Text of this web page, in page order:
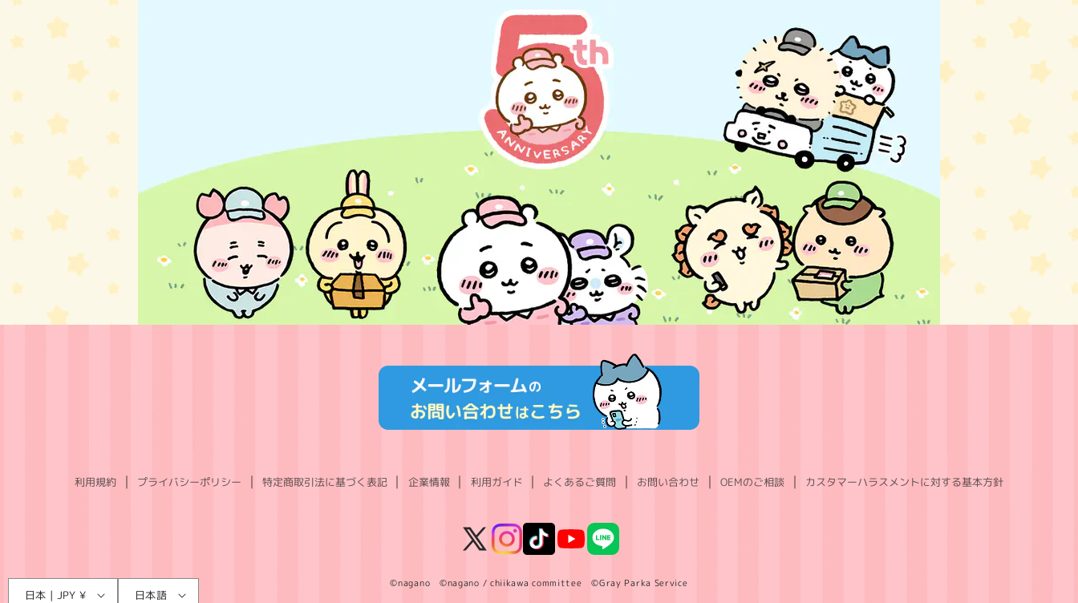
利用規約 プライバシーポリシー 特定商取引法に基づく表記 企業情報 利用ガイド よくあるご質問 お問い合わせ OEMのご相談 カスタマーハラスメントに対する基本方針
X
InstagramTikTokYouTubeLINE
©nagano ©nagano / chiikawa committee ©Gray Parka Service
日本 | JPY ¥ 日本語